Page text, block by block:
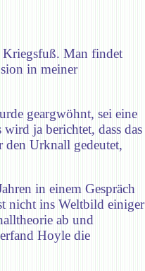
Kriegsfuß. Man findet
in meiner
geargwöhnt, sei eine
ja berichtet, dass das
den Urknall gedeutet,
in einem Gespräch
nicht ins Weltbild einiger
ab und
Hoyle die